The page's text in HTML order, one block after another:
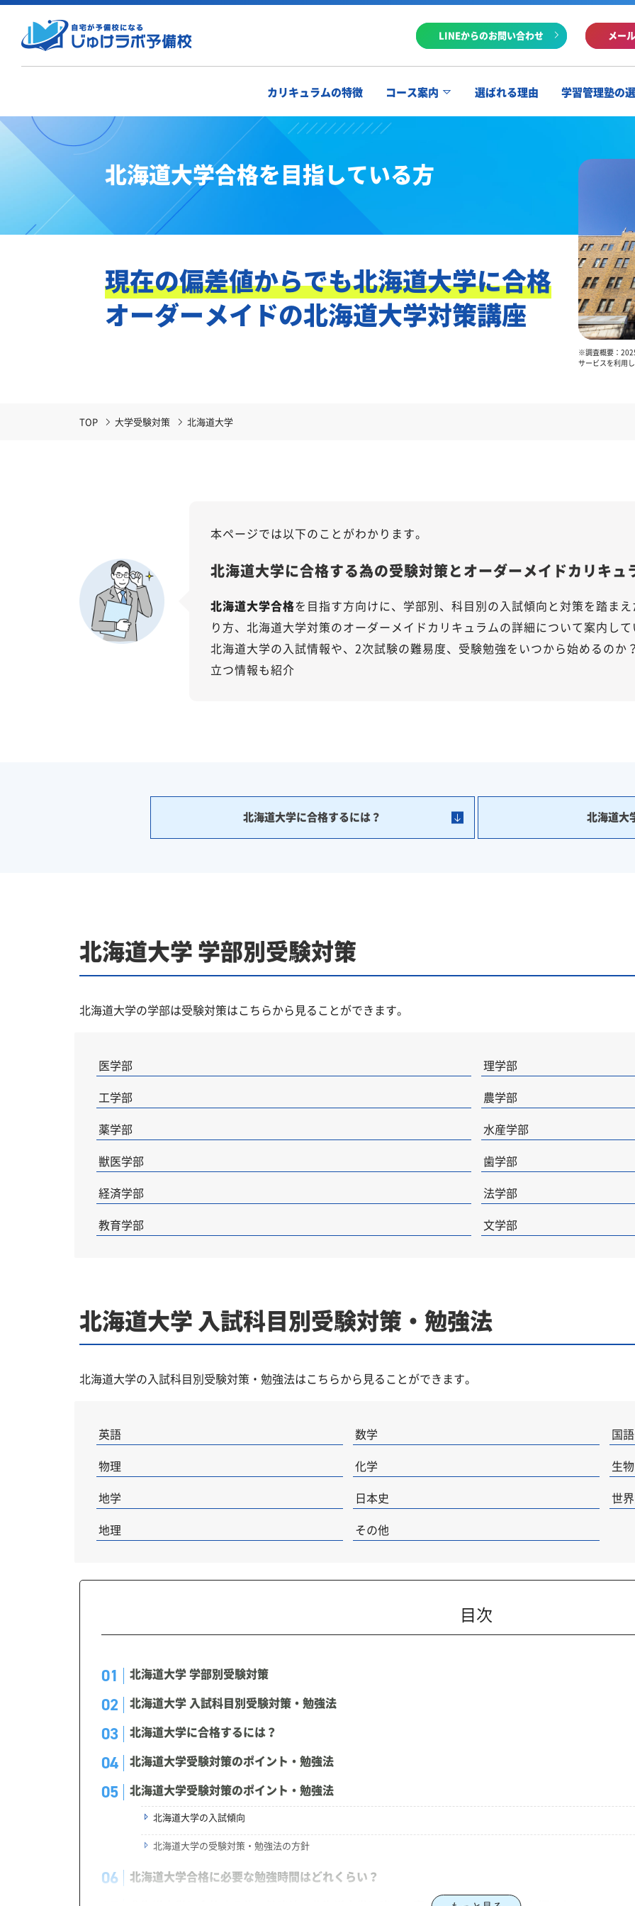
LINEからのお問い合わせ メー
カリキュラムの特徴 コース案内 選ばれる理由 学習管理塾の
北海道大学合格を目指している方
現在の偏差値からでも北海道大学に合格
オーダーメイドの北海道大学対策講座
※調査概要：
サービスを利用
TOP 大学受験対策 北海道大学
本ページでは以下のことがわかります。
北海道大学に合格する為の受験対策とオーダーメイドカリキュ
北海道大学合格を目指す方向けに、学部別、科目別の入試傾向と対策を踏ま
り方、北海道大学対策のオーダーメイドカリキュラムの詳細について案内し
北海道大学の入試情報や、2次試験の難易度、受験勉強をいつから始めるの
立つ情報も紹介
北海道大学に合格するには？ 北海道大
北海道大学 学部別受験対策
北海道大学の学部は受験対策はこちらから見ることができます。
医学部
理学部
工学部
農学部
薬学部
水産学部
獣医学部
歯学部
経済学部
法学部
教育学部
文学部
北海道大学 入試科目別受験対策・勉強法
北海道大学の入試科目別受験対策・勉強法はこちらから見ることができます。
英語 数学
国語
物理
化学
生物
地学
日本史
世
地理
その他
目次
北海道大学 学部別受験対策
北海道大学 入試科目別受験対策・勉強法
北海道大学に合格するには？
北海道大学受験対策のポイント・勉強法
北海道大学受験対策のポイント・勉強法
北海道大学の入試傾向
北海道大学の受験対策・勉強法の方針
北海道大学合格に必要な勉強時間はどれくらい？